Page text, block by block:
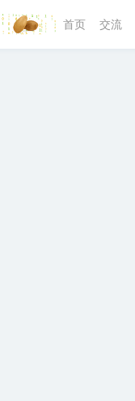
首页 交流